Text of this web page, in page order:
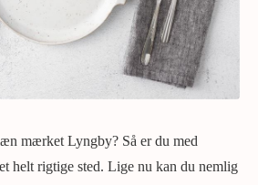
mærket Lyngby? Så er du med
helt rigtige sted. Lige nu kan du nemlig